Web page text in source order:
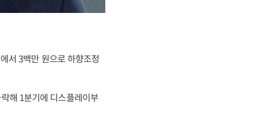
서 3백만 원으로 하향조정
해 1분기에 디스플레이부